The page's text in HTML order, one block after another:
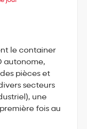
le container
autonome,
pièces et
secteurs
une
fois au